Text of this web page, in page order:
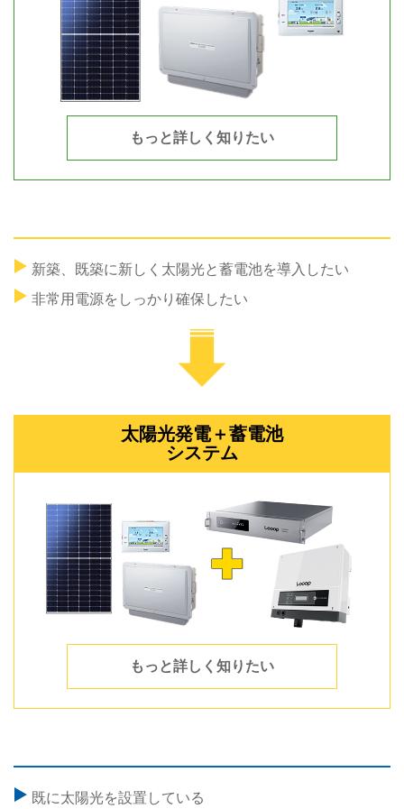
もっと詳しく知りたい
新築、既築に新しく太陽光と蓄電池を導入したい
非常用電源をしっかり確保したい
太陽光発電＋蓄電池
システム
もっと詳しく知りたい
既に太陽光を設置している